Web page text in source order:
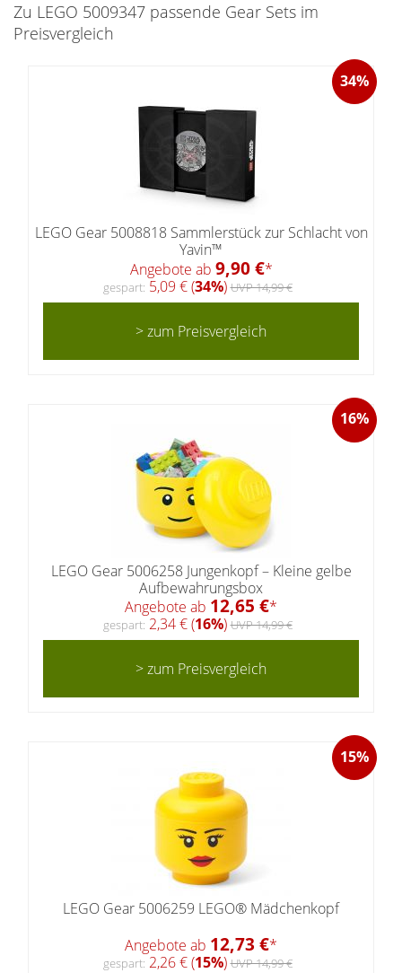
Zu LEGO 5009347 passende Gear Sets im
Preisvergleich
34%
LEGO Gear 5008818 Sammlerstück zur Schlacht von
Yavin™
Angebote ab 9,90 €*
gespart: 5,09 € (34%)UVP 14,99 €
> zum Preisvergleich
16%
LEGO Gear 5006258 Jungenkopf – Kleine gelbe
Aufbewahrungsbox
Angebote ab 12,65 €*
gespart: 2,34 € (16%)UVP 14,99 €
> zum Preisvergleich
15%
LEGO Gear 5006259 LEGO® Mädchenkopf
Angebote ab 12,73 €*
gespart: 2,26 € (15%)UVP 14,99 €